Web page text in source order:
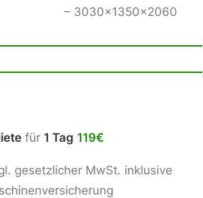
– 3030x1350x2060
für 1 Tag 119€
gesetzlicher MwSt. inklusive